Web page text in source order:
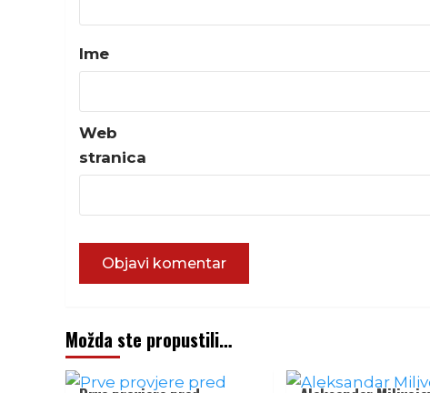
Ime
Web
stranica
Možda ste propustili…